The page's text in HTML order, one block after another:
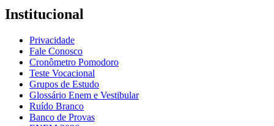
Institucional
Privacidade
Fale Conosco
Cronômetro Pomodoro
Teste Vocacional
Grupos de Estudo
Glossário Enem e Vestibular
Ruído Branco
Banco de Provas